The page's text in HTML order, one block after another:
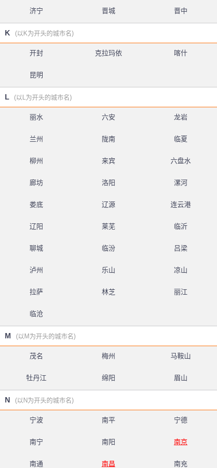
济宁 晋城 晋中
K (以K为开头的城市名)
开封 克拉玛依 喀什
昆明
L (以L为开头的城市名)
丽水 六安 龙岩
兰州 陇南 临夏
柳州 来宾 六盘水
廊坊 洛阳 漯河
娄底 辽源 连云港
辽阳 莱芜 临沂
聊城 临汾 吕梁
泸州 乐山 凉山
拉萨 林芝 丽江
临沧
M (以M为开头的城市名)
茂名 梅州 马鞍山
牡丹江 绵阳 眉山
N (以N为开头的城市名)
宁波 南平 宁德
南宁 南阳 南京
南通 南昌 南充